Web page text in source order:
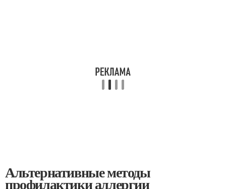
Альтернативные методы
профилактики аллергии